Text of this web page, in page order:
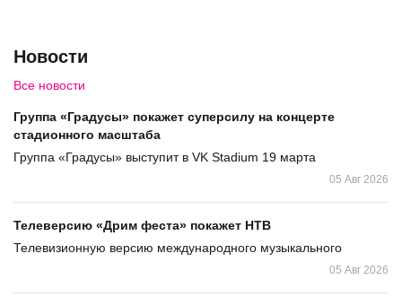
Новости
Все новости
Группа «Градусы» покажет суперсилу на концерте
стадионного масштаба
Группа «Градусы» выступит в VK Stadium 19 марта
05 Авг 2026
Телеверсию «Дрим феста» покажет НТВ
Телевизионную версию международного музыкального
05 Авг 2026